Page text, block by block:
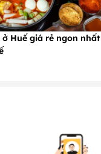
Huế giá rẻ ngon nhất